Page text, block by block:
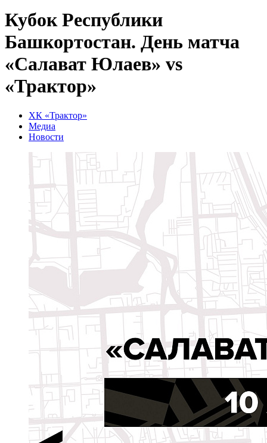
Кубок Республики
Башкортостан. День матча
«Салават Юлаев» vs
«Трактор»
ХК «Трактор»
Медиа
Новости